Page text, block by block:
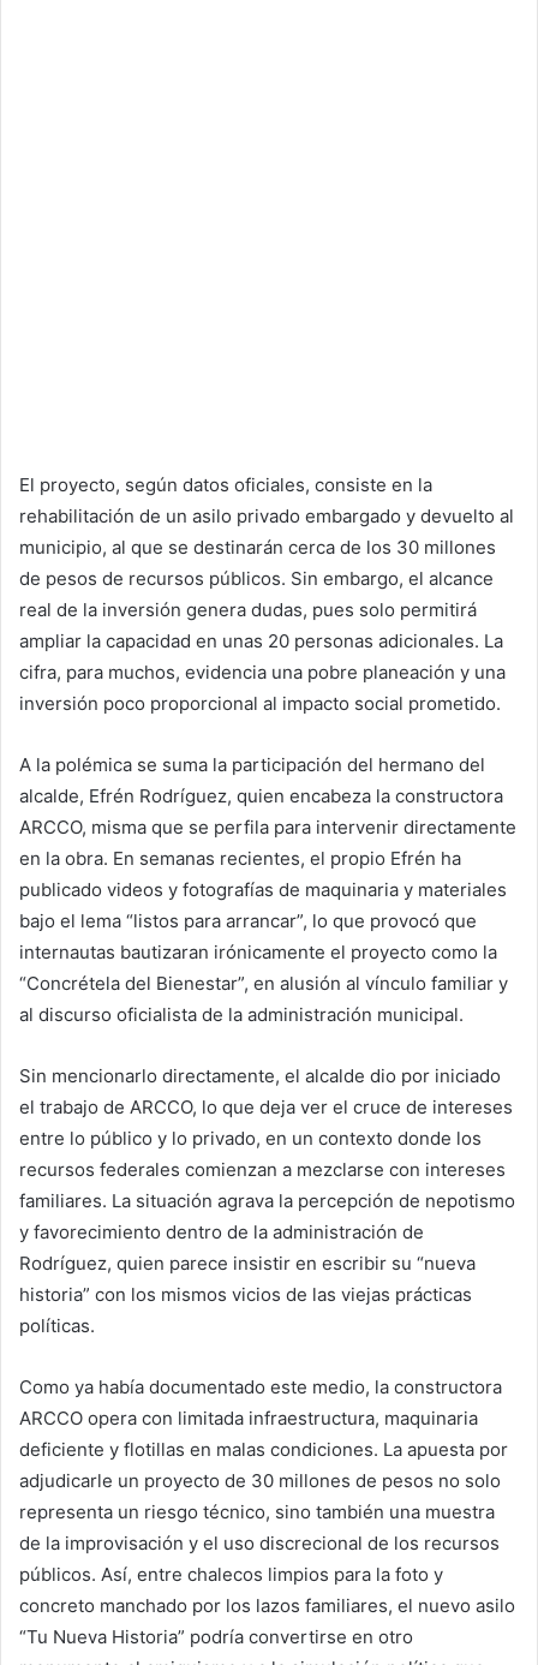
El proyecto, según datos oficiales, consiste en la
rehabilitación de un asilo privado embargado y devuelto al
municipio, al que se destinarán cerca de los 30 millones
de pesos de recursos públicos. Sin embargo, el alcance
real de la inversión genera dudas, pues solo permitirá
ampliar la capacidad en unas 20 personas adicionales. La
cifra, para muchos, evidencia una pobre planeación y una
inversión poco proporcional al impacto social prometido.
A la polémica se suma la participación del hermano del
alcalde, Efrén Rodríguez, quien encabeza la constructora
ARCCO, misma que se perfila para intervenir directamente
en la obra. En semanas recientes, el propio Efrén ha
publicado videos y fotografías de maquinaria y materiales
bajo el lema “listos para arrancar”, lo que provocó que
internautas bautizaran irónicamente el proyecto como la
“Concrétela del Bienestar”, en alusión al vínculo familiar y
al discurso oficialista de la administración municipal.
Sin mencionarlo directamente, el alcalde dio por iniciado
el trabajo de ARCCO, lo que deja ver el cruce de intereses
entre lo público y lo privado, en un contexto donde los
recursos federales comienzan a mezclarse con intereses
familiares. La situación agrava la percepción de nepotismo
y favorecimiento dentro de la administración de
Rodríguez, quien parece insistir en escribir su “nueva
historia” con los mismos vicios de las viejas prácticas
políticas.
Como ya había documentado este medio, la constructora
ARCCO opera con limitada infraestructura, maquinaria
deficiente y flotillas en malas condiciones. La apuesta por
adjudicarle un proyecto de 30 millones de pesos no solo
representa un riesgo técnico, sino también una muestra
de la improvisación y el uso discrecional de los recursos
públicos. Así, entre chalecos limpios para la foto y
concreto manchado por los lazos familiares, el nuevo asilo
“Tu Nueva Historia” podría convertirse en otro